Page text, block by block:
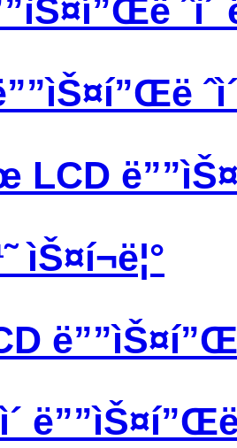
ˆì´
LCD
ìŠ¤í¬ë¦°
ë””ìŠ¤í”Œë
ë””ìŠ¤í”Œë